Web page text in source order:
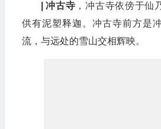
| 冲古寺 ，冲古寺依傍于仙
供有泥塑释迦。冲古寺前方是
流，与远处的雪山交相辉映。